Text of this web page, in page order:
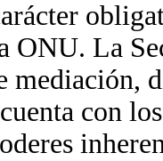
ONU. La
mediación,
con